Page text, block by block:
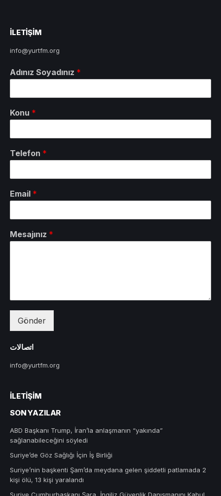
ILETIŞIM
info@yurtfm.org
Adınız Soyadınız *
Konu *
Telefon *
Email *
Mesajınız *
Gönder
اتصالات
info@yurtfm.org
İLETIŞIM
SON YAZILAR
ABD Başkanı Trump, İran’la anlaşmanın “yakında”
sağlanabileceğini söyledi
Suriye’de Göz Sağlığı İçin İş Birliği
Suriye’nin başkenti Şam’da meydana gelen şiddetli patlamada 2
kişi ölü, 13 kişi yaralandı
Suriye Cumhurbaşkanı Şara, İngiliz Güvenlik Danışmanını Kabul